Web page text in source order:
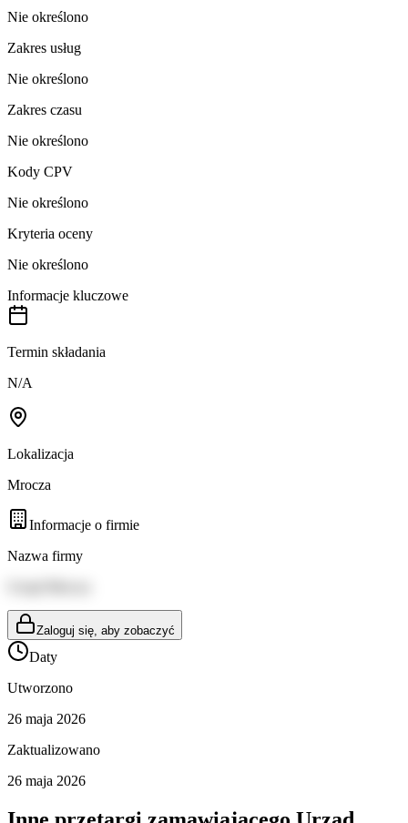
Nie określono
Zakres usług
Nie określono
Zakres czasu
Nie określono
Kody CPV
Nie określono
Kryteria oceny
Nie określono
Informacje kluczowe
Termin składania
N/A
Lokalizacja
Mrocza
Informacje o firmie
Nazwa firmy
Zaloguj się, aby zobaczyć
Daty
Utworzono
26 maja 2026
Zaktualizowano
26 maja 2026